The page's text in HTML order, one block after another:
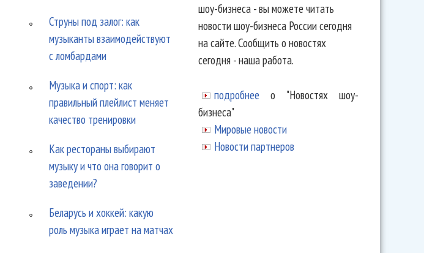
Струны под залог: как
музыканты взаимодействуют
с ломбардами
Музыка и спорт: как
правильный плейлист меняет
качество тренировки
Как рестораны выбирают
музыку и что она говорит о
заведении?
Беларусь и хоккей: какую
роль музыка играет на матчах
шоу-бизнеса - вы можете читать
новости шоу-бизнеса России сегодня
на сайте. Сообщить о новостях
сегодня - наша работа.
подробнее о "Новостях шоу-
бизнеса"
Мировые новости
Новости партнеров